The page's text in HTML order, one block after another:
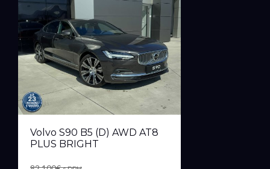
Volvo S90 B5 (D) AWD AT8
PLUS BRIGHT